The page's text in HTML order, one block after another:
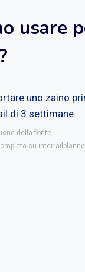
usare
uno zaino
di 3 settimane.
della fonte
su